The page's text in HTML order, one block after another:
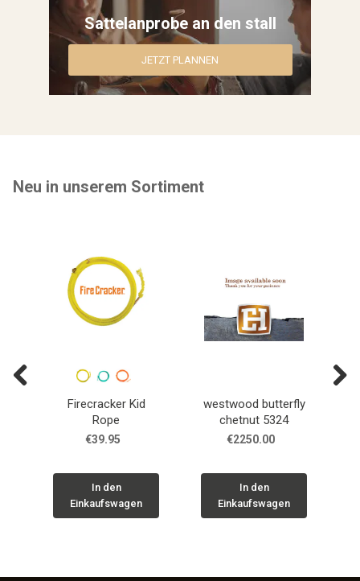
JETZT PLANNEN
Sattelanprobe an den stall
Neu in unserem Sortiment
Firecracker Kid
Rope
€39.95
In den
Einkaufswagen
westwood butterfly
chetnut 5324
€2250.00
In den
Einkaufswagen